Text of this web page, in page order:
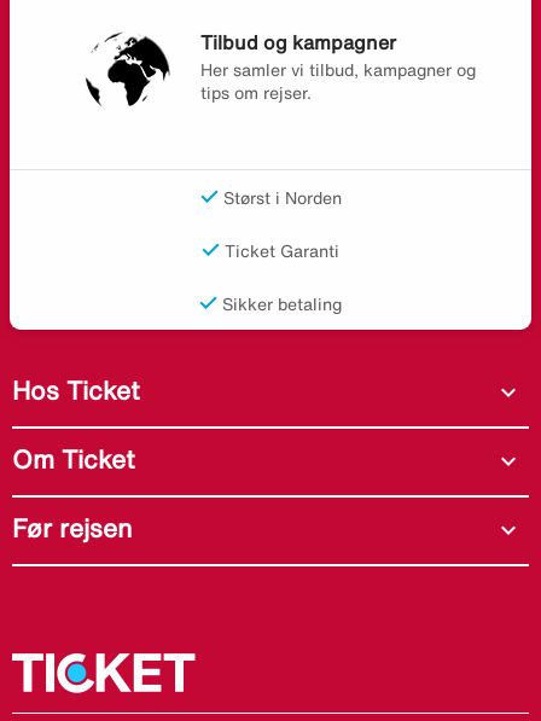
Tilbud og kampagner
Her samler vi tilbud, kampagner og
tips om rejser.
Størst i Norden
Ticket Garanti
Sikker betaling
Hos Ticket expand_more
Om Ticket expand_more
Før rejsen expand_more